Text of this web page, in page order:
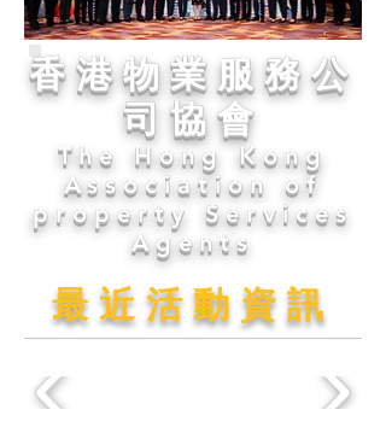
香港物業服務公
司協會
The Hong Kong
Association of
property Services
Agents
最近活動資訊